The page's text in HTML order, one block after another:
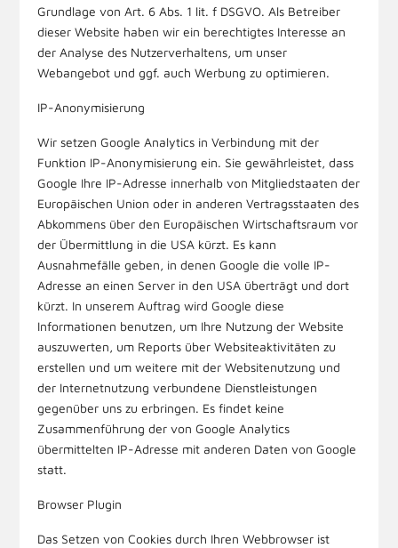
Grundlage von Art. 6 Abs. 1 lit. f DSGVO. Als Betreiber
dieser Website haben wir ein berechtigtes Interesse an
der Analyse des Nutzerverhaltens, um unser
Webangebot und ggf. auch Werbung zu optimieren.
IP-Anonymisierung
Wir setzen Google Analytics in Verbindung mit der
Funktion IP-Anonymisierung ein. Sie gewährleistet, dass
Google Ihre IP-Adresse innerhalb von Mitgliedstaaten der
Europäischen Union oder in anderen Vertragsstaaten des
Abkommens über den Europäischen Wirtschaftsraum vor
der Übermittlung in die USA kürzt. Es kann
Ausnahmefälle geben, in denen Google die volle IP-
Adresse an einen Server in den USA überträgt und dort
kürzt. In unserem Auftrag wird Google diese
Informationen benutzen, um Ihre Nutzung der Website
auszuwerten, um Reports über Websiteaktivitäten zu
erstellen und um weitere mit der Websitenutzung und
der Internetnutzung verbundene Dienstleistungen
gegenüber uns zu erbringen. Es findet keine
Zusammenführung der von Google Analytics
übermittelten IP-Adresse mit anderen Daten von Google
statt.
Browser Plugin
Das Setzen von Cookies durch Ihren Webbrowser ist